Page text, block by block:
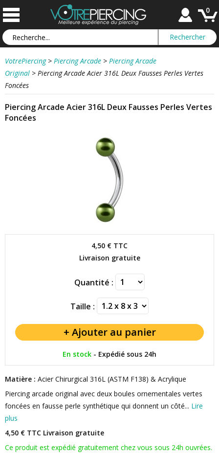
0
VotrePiercing > Piercing Arcade > Piercing Arcade
Original > Piercing Arcade Acier 316L Deux Fausses Perles Vertes
Foncées
Piercing Arcade Acier 316L Deux Fausses Perles Vertes
Foncées
4,50 € TTC
Livraison gratuite
Quantité :
Taille :
En stock - Expédié sous 24h
Matière : Acier Chirurgical 316L (ASTM F138) & Acrylique
Piercing arcade original avec deux boules ornementales vertes
foncées en fausse perle synthétique qui donnent un côté... Lire
plus
4,50 € TTC Livraison gratuite
Ce produit est expédié gratuitement chez vous sous 24h ouvrées.